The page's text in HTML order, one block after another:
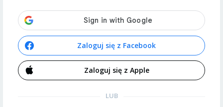
Zaloguj się z Facebook
Zaloguj się z Apple
LUB